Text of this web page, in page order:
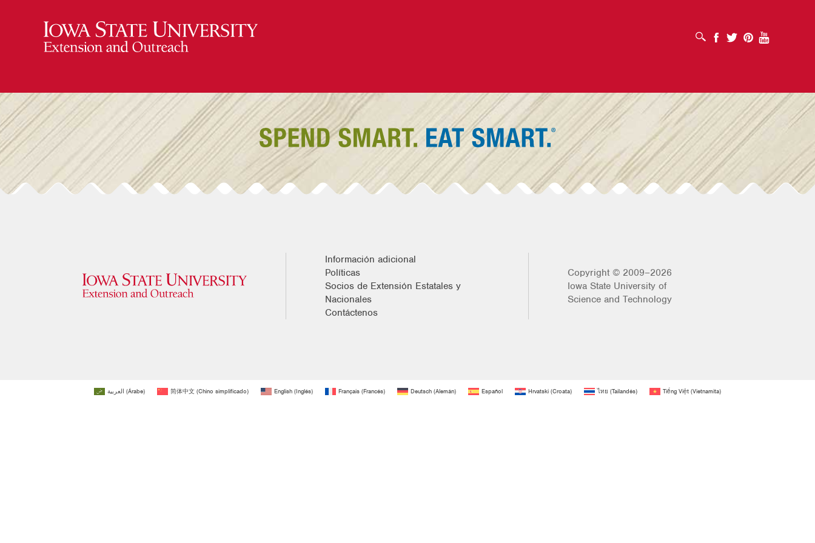
ABRIR CUADRO DE BÚSQUEDA
Facebook
Twitter PinterestYoutube
Información adicional
Políticas
Socios de Extensión Estatales y
Nacionales
Contáctenos
Copyright © 2009–2026
Iowa State University of
Science and Technology
العربية (Árabe) 简体中文 (Chino simplificado) English (Inglés) Français (Francés) Deutsch (Alemán) Español Hrvatski (Croata) ไทย (Tailandés) Tiếng Việt (Vietnamita)